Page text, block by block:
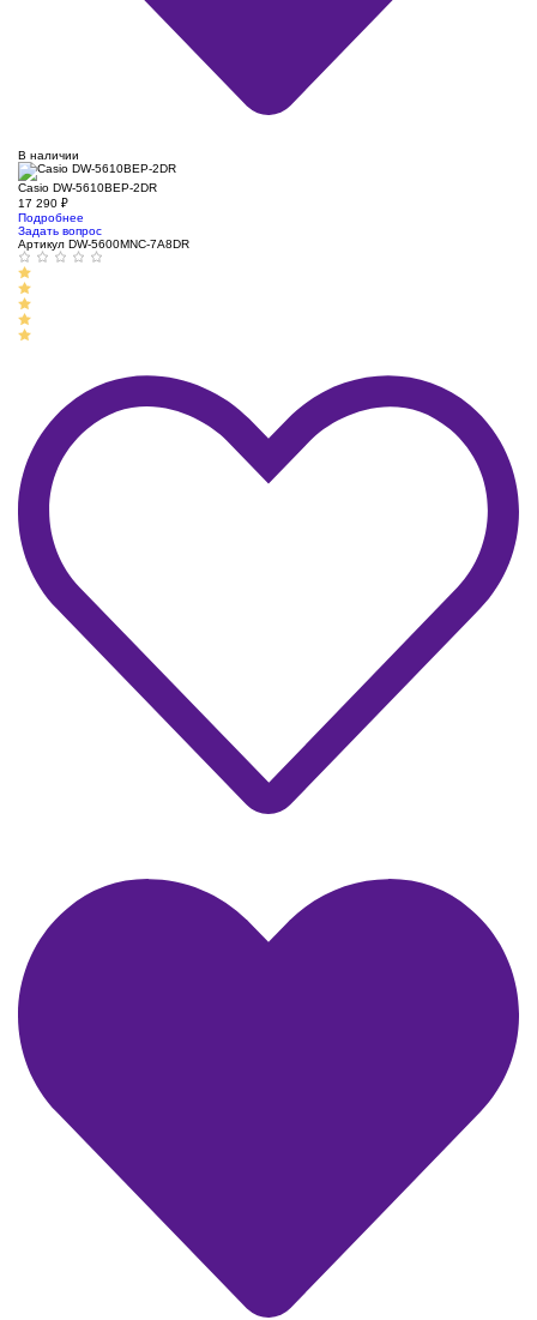
В наличии
Casio DW-5610BEP-2DR
17 290 ₽
Подробнее
Задать вопрос
Артикул DW-5600MNC-7A8DR